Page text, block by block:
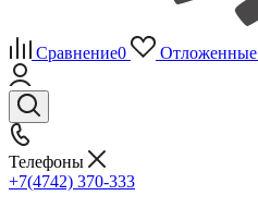
Сравнение0 Отложенные
Телефоны
+7(4742) 370-333